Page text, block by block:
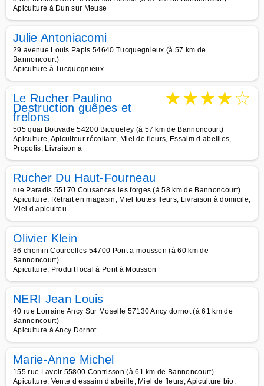
Apiculture à Dun sur Meuse
Julie Antoniacomi
29 avenue Louis Papis 54640 Tucquegnieux (à 57 km de
Bannoncourt)
Apiculture à Tucquegnieux
Le Rucher Paulino
Destruction guêpes et
frelons
★★★★☆
505 quai Bouvade 54200 Bicqueley (à 57 km de Bannoncourt)
Apiculture, Apiculteur récoltant, Miel de fleurs, Essaim d abeilles,
Propolis, Livraison à
Rucher Du Haut-Fourneau
rue Paradis 55170 Cousances les forges (à 58 km de Bannoncourt)
Apiculture, Retrait en magasin, Miel toutes fleurs, Livraison à domicile,
Miel d apiculteu
Olivier Klein
36 chemin Courcelles 54700 Pont a mousson (à 60 km de
Bannoncourt)
Apiculture, Produit local à Pont à Mousson
NERI Jean Louis
40 rue Lorraine Ancy Sur Moselle 57130 Ancy dornot (à 61 km de
Bannoncourt)
Apiculture à Ancy Dornot
Marie-Anne Michel
155 rue Lavoir 55800 Contrisson (à 61 km de Bannoncourt)
Apiculture, Vente d essaim d abeille, Miel de fleurs, Apiculture bio,